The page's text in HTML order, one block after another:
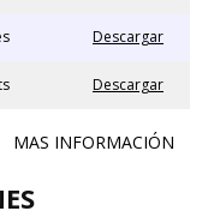
Descargar
Descargar
MAS INFORMACIÓN